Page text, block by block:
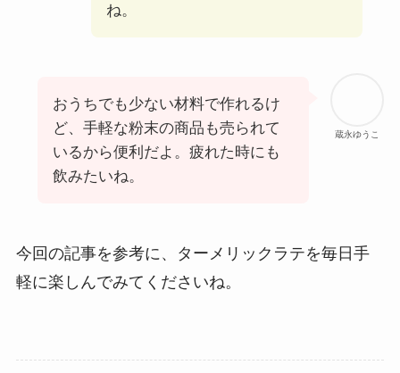
ね。
蔵永ゆうこ
おうちでも少ない材料で作れるけ
ど、手軽な粉末の商品も売られて
いるから便利だよ。疲れた時にも
飲みたいね。
今回の記事を参考に、ターメリックラテを毎日手
軽に楽しんでみてくださいね。